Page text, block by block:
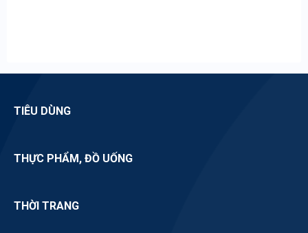
TIÊU DÙNG
THỰC PHẨM, ĐỒ UỐNG
THỜI TRANG